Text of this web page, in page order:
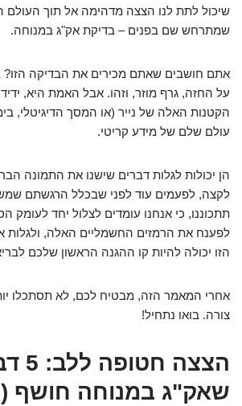
שיכול לתת לנו הצצה מדהימה אל תוך
שמתרחש שם בפנים – בדיקת אק"ג במנוחה.
אתם חושבים שאתם מכירים את הבדיקה
על החזה, גרף מוזר, וזהו. אבל האמת היא,
הקטנות האלה של נייר (או המסך הדיגיטלי,
עולם שלם של מידע קריטי.
הן יכולות לגלות דברים שישנו את התמונה
לקצה, לפעמים עוד לפני שבכלל הרגשתם
תתכוננו, כי אנחנו עומדים לצלול יחד לעומק
לפענח את הרמזים החשמליים האלה, ולגלות
הזו יכולה להיות קו ההגנה הראשון שלכם
אחרי המאמר הזה, מבטיח לכם, לא תסתכלו
צורה. בואו נתחיל!
הצצה
שאק"ג במנוחה חושף